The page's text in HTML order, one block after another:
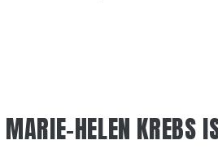
HELEN KREBS